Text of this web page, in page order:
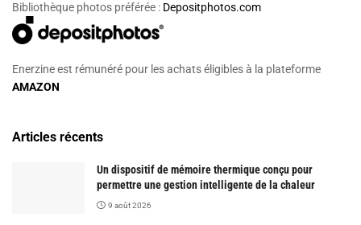
Bibliothèque photos préférée : Depositphotos.com
Enerzine est rémunéré pour les achats éligibles à la plateforme
AMAZON
Articles récents
Un dispositif de mémoire thermique conçu pour
permettre une gestion intelligente de la chaleur
9 août 2026